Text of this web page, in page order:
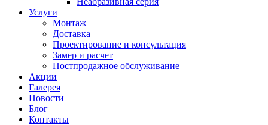
Услуги
Монтаж
Доставка
Проектирование и консультация
Замер и расчет
Постпродажное обслуживание
Акции
Галерея
Новости
Блог
Контакты